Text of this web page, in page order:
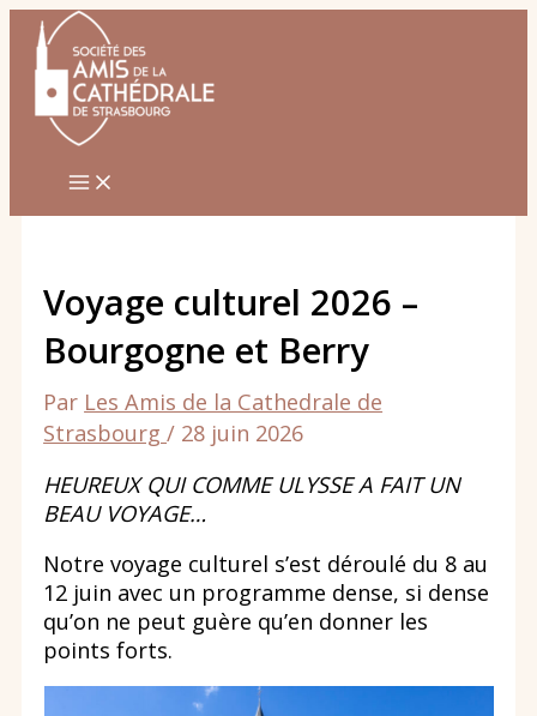
Aller
contenu
Voyage culturel 2026 –
Bourgogne et Berry
Par Les Amis de la Cathedrale de
Strasbourg/ 28 juin 2026
HEUREUX QUI COMME ULYSSE A FAIT UN
BEAU VOYAGE…
Notre voyage culturel s’est déroulé du 8 au
12 juin avec un programme dense, si dense
qu’on ne peut guère qu’en donner les
points forts.